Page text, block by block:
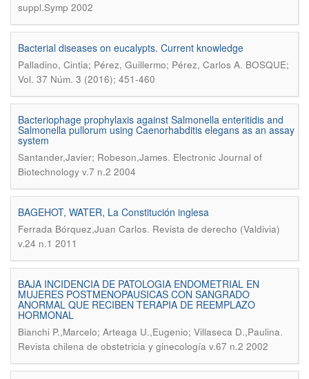
suppl.Symp 2002
Bacterial diseases on eucalypts. Current knowledge
Palladino, Cintia; Pérez, Guillermo; Pérez, Carlos A. BOSQUE;
Vol. 37 Núm. 3 (2016); 451-460
Bacteriophage prophylaxis against Salmonella enteritidis and
Salmonella pullorum using Caenorhabditis elegans as an assay
system
Santander,Javier; Robeson,James. Electronic Journal of
Biotechnology v.7 n.2 2004
BAGEHOT, WATER, La Constitución inglesa
Ferrada Bórquez,Juan Carlos. Revista de derecho (Valdivia)
v.24 n.1 2011
BAJA INCIDENCIA DE PATOLOGIA ENDOMETRIAL EN
MUJERES POSTMENOPAUSICAS CON SANGRADO
ANORMAL QUE RECIBEN TERAPIA DE REEMPLAZO
HORMONAL
Bianchi P.,Marcelo; Arteaga U.,Eugenio; Villaseca D.,Paulina.
Revista chilena de obstetricia y ginecología v.67 n.2 2002